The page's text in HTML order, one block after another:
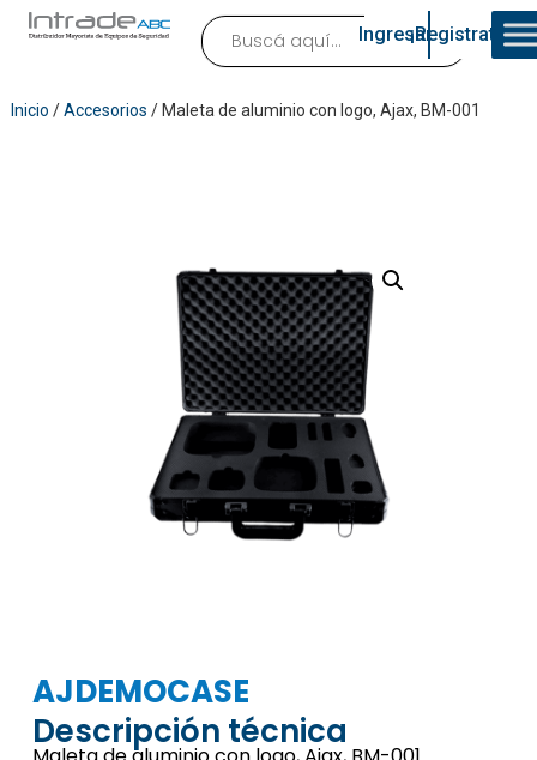
Ingresar¡Registrate!
Inicio /Accesorios / Maleta de aluminio con logo, Ajax, BM-001
AJDEMOCASE
Descripción técnica